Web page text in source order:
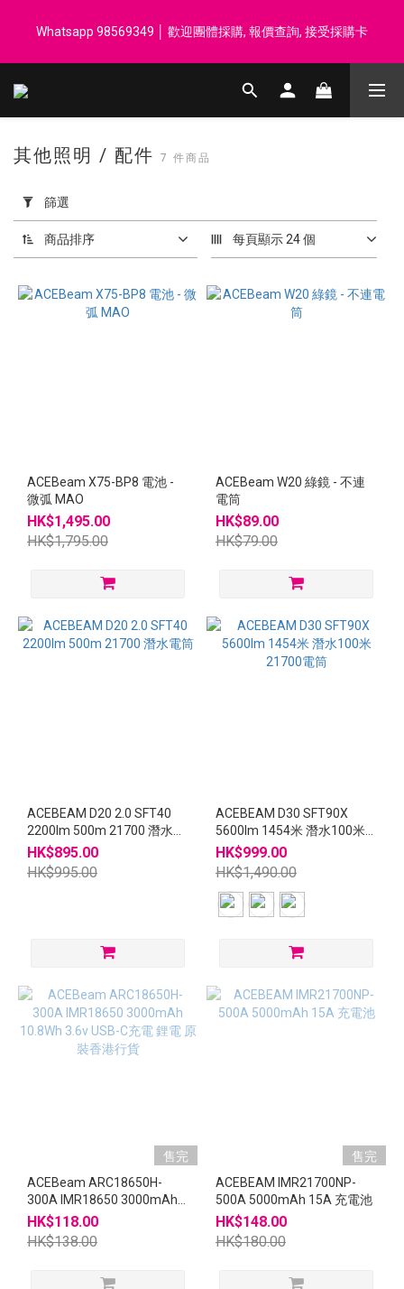
汗毛巾 韓國制 送完即止
Whatsapp 98569349 │ 歡迎團體採購, 報價查詢, 接受採購卡
登記會員享每$50回贈$1 │ 滿HK$899 送 N-rit Campack Towel 吸
用
篩
選
(0/20)
價格
其他照明 / 配件 7 件商品
篩選
商品排序 每頁顯示 24 個
ACEBeam X75-BP8 電池 -
微弧 MAO
HK$1,495.00
HK$1,795.00
ACEBeam W20 綠鏡 - 不連
電筒
HK$89.00
HK$79.00
ACEBEAM D20 2.0 SFT40
2200lm 500m 21700 潛水電
筒
HK$895.00
HK$995.00
ACEBEAM D30 SFT90X
5600lm 1454米 潛水100米
21700電筒
HK$999.00
HK$1,490.00
售完
ACEBeam ARC18650H-
300A IMR18650 3000mAh
10.8Wh 3.6v USB-C充電 鋰電
原裝香港行貨
HK$118.00
HK$138.00
售完
ACEBEAM IMR21700NP-
500A 5000mAh 15A 充電池
HK$148.00
HK$180.00